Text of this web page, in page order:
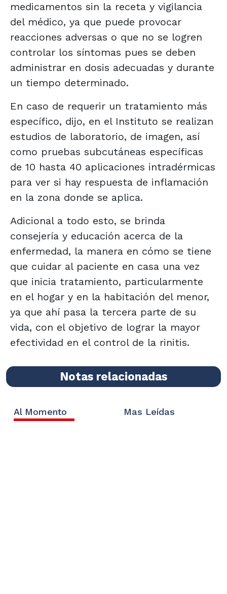
medicamentos sin la receta y vigilancia
del médico, ya que puede provocar
reacciones adversas o que no se logren
controlar los síntomas pues se deben
administrar en dosis adecuadas y durante
un tiempo determinado.
En caso de requerir un tratamiento más
específico, dijo, en el Instituto se realizan
estudios de laboratorio, de imagen, así
como pruebas subcutáneas específicas
de 10 hasta 40 aplicaciones intradérmicas
para ver si hay respuesta de inflamación
en la zona donde se aplica.
Adicional a todo esto, se brinda
consejería y educación acerca de la
enfermedad, la manera en cómo se tiene
que cuidar al paciente en casa una vez
que inicia tratamiento, particularmente
en el hogar y en la habitación del menor,
ya que ahí pasa la tercera parte de su
vida, con el objetivo de lograr la mayor
efectividad en el control de la rinitis.
Notas relacionadas
Al Momento Mas Leídas